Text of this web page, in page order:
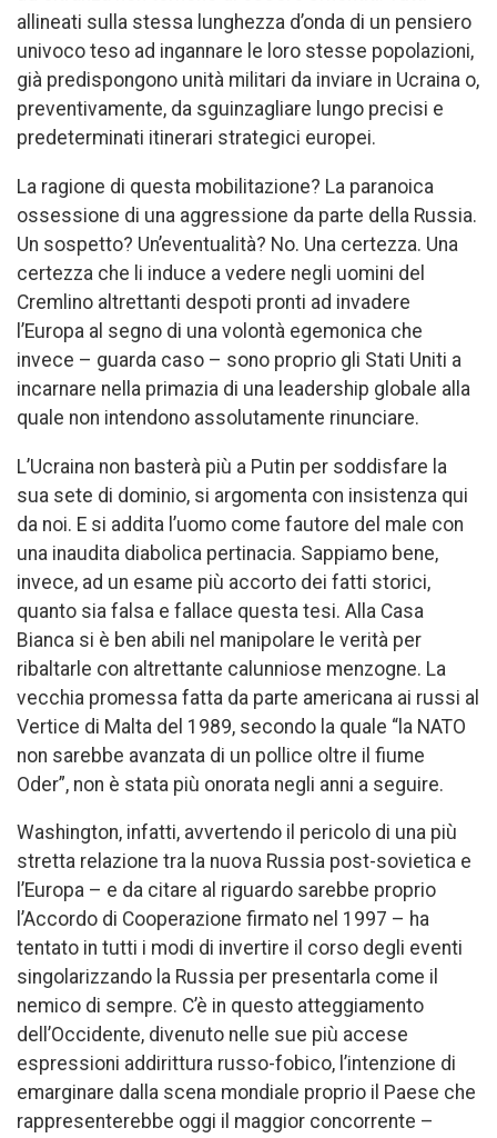
allineati sulla stessa lunghezza d’onda di un pensiero
univoco teso ad ingannare le loro stesse popolazioni,
già predispongono unità militari da inviare in Ucraina o,
preventivamente, da sguinzagliare lungo precisi e
predeterminati itinerari strategici europei.
La ragione di questa mobilitazione? La paranoica
ossessione di una aggressione da parte della Russia.
Un sospetto? Un’eventualità? No. Una certezza. Una
certezza che li induce a vedere negli uomini del
Cremlino altrettanti despoti pronti ad invadere
l’Europa al segno di una volontà egemonica che
invece – guarda caso – sono proprio gli Stati Uniti a
incarnare nella primazia di una leadership globale alla
quale non intendono assolutamente rinunciare.
L’Ucraina non basterà più a Putin per soddisfare la
sua sete di dominio, si argomenta con insistenza qui
da noi. E si addita l’uomo come fautore del male con
una inaudita diabolica pertinacia. Sappiamo bene,
invece, ad un esame più accorto dei fatti storici,
quanto sia falsa e fallace questa tesi. Alla Casa
Bianca si è ben abili nel manipolare le verità per
ribaltarle con altrettante calunniose menzogne. La
vecchia promessa fatta da parte americana ai russi al
Vertice di Malta del 1989, secondo la quale “la NATO
non sarebbe avanzata di un pollice oltre il fiume
Oder”, non è stata più onorata negli anni a seguire.
Washington, infatti, avvertendo il pericolo di una più
stretta relazione tra la nuova Russia post-sovietica e
l’Europa – e da citare al riguardo sarebbe proprio
l’Accordo di Cooperazione firmato nel 1997 – ha
tentato in tutti i modi di invertire il corso degli eventi
singolarizzando la Russia per presentarla come il
nemico di sempre. C’è in questo atteggiamento
dell’Occidente, divenuto nelle sue più accese
espressioni addirittura russo-fobico, l’intenzione di
emarginare dalla scena mondiale proprio il Paese che
rappresenterebbe oggi il maggior concorrente –